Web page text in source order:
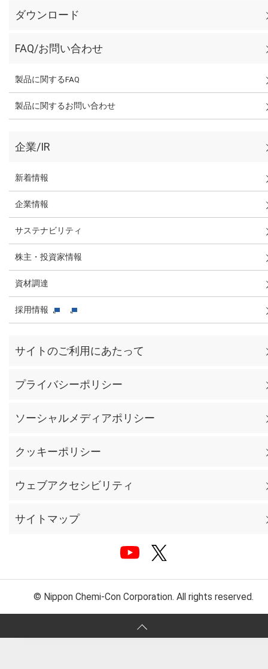
ダウンロード
FAQ/お問い合わせ
製品に関するFAQ
製品に関するお問い合わせ
企業/IR
新着情報
企業情報
サステナビリティ
株主・投資家情報
資材調達
採用情報
サイトのご利用にあたって
プライバシーポリシー
ソーシャルメディアポリシー
クッキーポリシー
ウェブアクセシビリティ
サイトマップ
© Nippon Chemi-Con Corporation. All rights reserved.